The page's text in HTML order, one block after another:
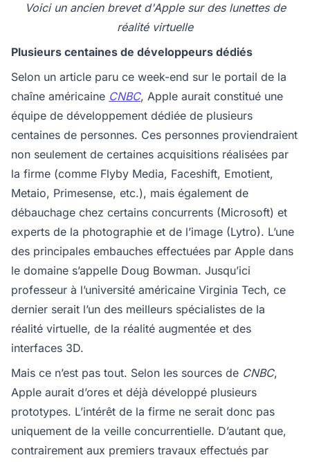
Voici un ancien brevet d'Apple sur des lunettes de
réalité virtuelle
Plusieurs centaines de développeurs dédiés
Selon un article paru ce week-end sur le portail de la
chaîne américaine CNBC, Apple aurait constitué une
équipe de développement dédiée de plusieurs
centaines de personnes. Ces personnes proviendraient
non seulement de certaines acquisitions réalisées par
la firme (comme Flyby Media, Faceshift, Emotient,
Metaio, Primesense, etc.), mais également de
débauchage chez certains concurrents (Microsoft) et
experts de la photographie et de l’image (Lytro). L’une
des principales embauches effectuées par Apple dans
le domaine s’appelle Doug Bowman. Jusqu’ici
professeur à l’université américaine Virginia Tech, ce
dernier serait l’un des meilleurs spécialistes de la
réalité virtuelle, de la réalité augmentée et des
interfaces 3D.
Mais ce n’est pas tout. Selon les sources de CNBC,
Apple aurait d’ores et déjà développé plusieurs
prototypes. L’intérêt de la firme ne serait donc pas
uniquement de la veille concurrentielle. D’autant que,
contrairement aux premiers travaux effectués par